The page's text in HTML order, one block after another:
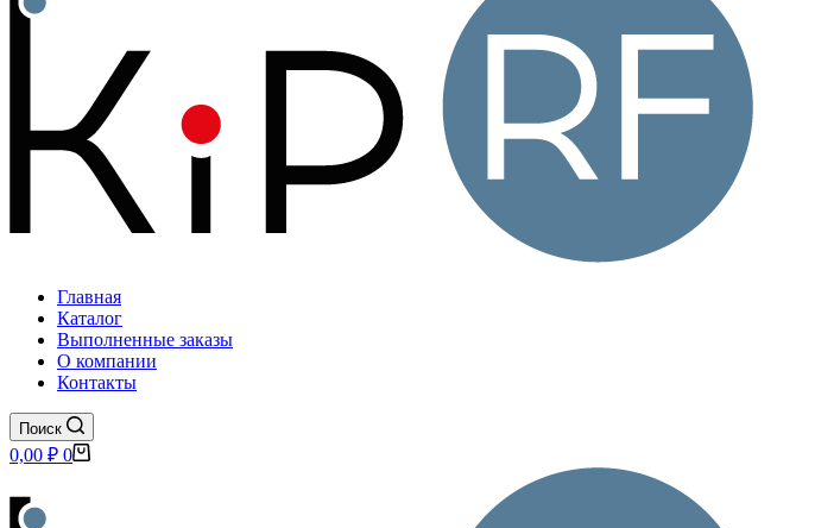
Главная
Каталог
Выполненные заказы
О компании
Контакты
Поиск
Корзина
0,00 ₽ 0